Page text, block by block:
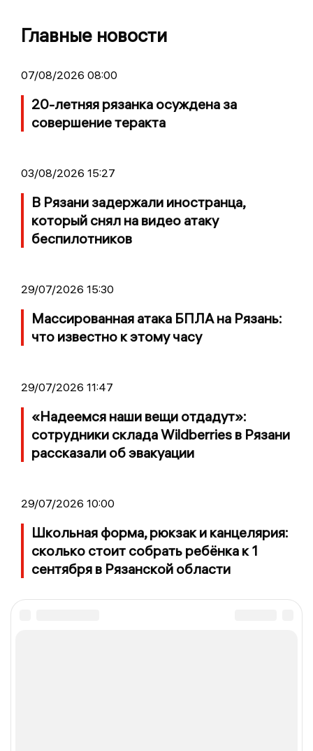
Главные новости
07/08/2026 08:00
20-летняя рязанка осуждена за
совершение теракта
03/08/2026 15:27
В Рязани задержали иностранца,
который снял на видео атаку
беспилотников
29/07/2026 15:30
Массированная атака БПЛА на Рязань:
что известно к этому часу
29/07/2026 11:47
«Надеемся наши вещи отдадут»:
сотрудники склада Wildberries в Рязани
рассказали об эвакуации
29/07/2026 10:00
Школьная форма, рюкзак и канцелярия:
сколько стоит собрать ребёнка к 1
сентября в Рязанской области